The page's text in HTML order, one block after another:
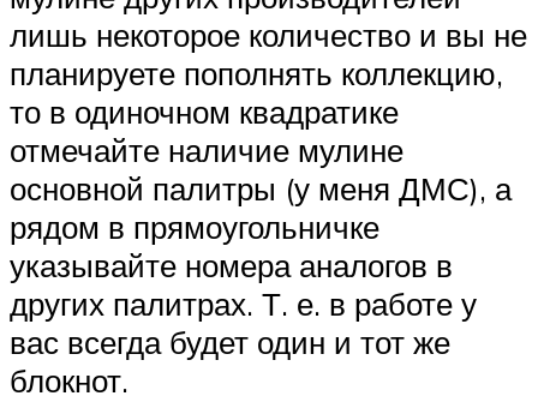
лишь некоторое количество и вы не
планируете пополнять коллекцию,
то в одиночном квадратике
отмечайте наличие мулине
основной палитры (у меня ДМС), а
рядом в прямоугольничке
указывайте номера аналогов в
других палитрах. Т. е. в работе у
вас всегда будет один и тот же
блокнот.